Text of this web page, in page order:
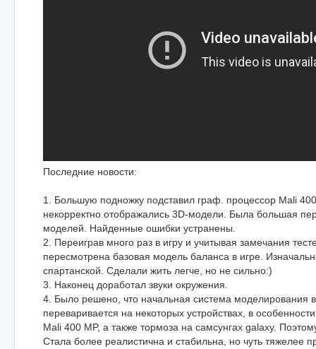
Последние новости:
1. Большую подножку подставил граф. процессор Mali
некорректно отображались 3D-модели. Была большая
моделей. Найденные ошибки устранены.
2. Переиграв много раз в игру и учитывая замечания
пересмотрена базовая модель баланса в игре.
спартанской. Сделали жить легче, но не сильно:)
3. Наконец доработал звуки окружения.
4. Было решено, что начальная система моделирования
переваривается на некоторых устройствах, в
Mali 400 MP, а также тормоза на самсунгах galaxy.
Стала более реалистична и стабильна, но чуть тяжелее